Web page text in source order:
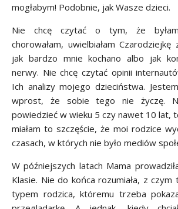
mogłabym! Podobnie, jak Wasze dzieci.
Nie chcę czytać o tym, że
chorowałam, uwielbiałam
jak bardzo mnie kochano albo jak
nerwy. Nie chcę czytać opinii
Ich analizy mojego dzieciństwa.
wprost, że sobie tego nie życzę.
powiedzieć w wieku 5 czy nawet 10 lat,
miałam to szczęście, że moi rodzice
czasach, w których nie było mediów
W późniejszych latach Mama
Klasie. Nie do końca rozumiała, z czym
typem rodzica, któremu trzeba